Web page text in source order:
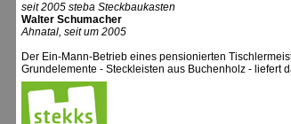
seit 2005 steba Steckbaukasten
Walter Schumacher
Ahnatal, seit um 2005
Der Ein-Mann-Betrieb eines pensionierten
Grundelemente - Steckleisten aus Buchenholz - liefert